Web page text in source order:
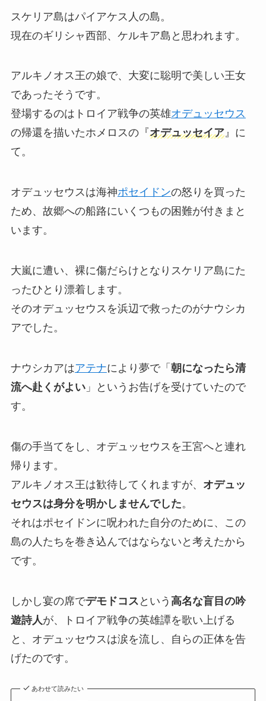
スケリア島はパイアケス人の島。
現在のギリシャ西部、ケルキア島と思われます。
アルキノオス王の娘で、大変に聡明で美しい王女
であったそうです。
登場するのはトロイア戦争の英雄オデュッセウス
の帰還を描いたホメロスの『オデュッセイア』に
て。
オデュッセウスは海神ポセイドンの怒りを買った
ため、故郷への船路にいくつもの困難が付きまと
います。
大嵐に遭い、裸に傷だらけとなりスケリア島にた
ったひとり漂着します。
そのオデュッセウスを浜辺で救ったのがナウシカ
アでした。
ナウシカアはアテナにより夢で「 朝になったら清
流へ赴くがよい」というお告げを受けていたので
す。
傷の手当てをし、オデュッセウスを王宮へと連れ
帰ります。
アルキノオス王は歓待してくれますが、 オデュッ
セウスは身分を明かしませんでした。
それはポセイドンに呪われた自分のために、この
島の人たちを巻き込んではならないと考えたから
です。
しかし宴の席でデモドコス という 高名な盲目の吟
遊詩人 が、トロイア戦争の英雄譚を歌い上げる
と、オデュッセウスは涙を流し、自らの正体を告
げたのです。
あわせて読みたい